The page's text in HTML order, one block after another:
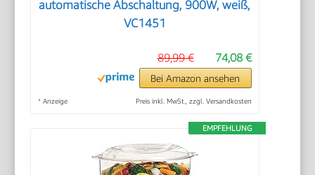
automatische Abschaltung, 900W, weiß,
VC1451
74,08 €
89,99 €
Bei Amazon ansehen
* Anzeige Preis inkl. MwSt., zzgl. Versandkosten
EMPFEHLUNG